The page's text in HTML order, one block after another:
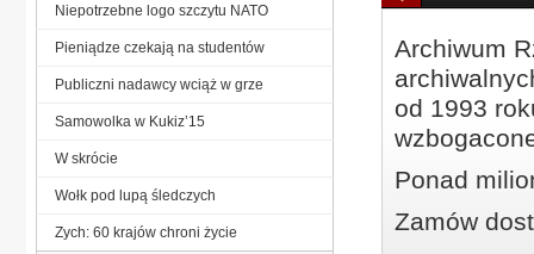
Archiwum
od 1993
Ponad
Zamów
Niepotrzebne logo szczytu NATO
Pieniądze czekają na studentów
Publiczni nadawcy wciąż w grze
Samowolka w Kukiz’15
W skrócie
Wołk pod lupą śledczych
Zych: 60 krajów chroni życie